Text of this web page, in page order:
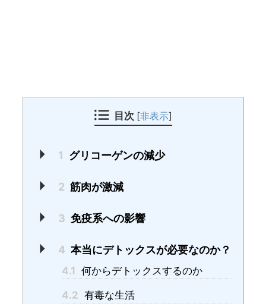
目次 [非表示]
1 グリコーゲンの減少
2 筋肉が激減
3 免疫系への影響
4 本当にデトックスが必要なのか？
4.1 何からデトックスするのか
4.2 有毒な生活